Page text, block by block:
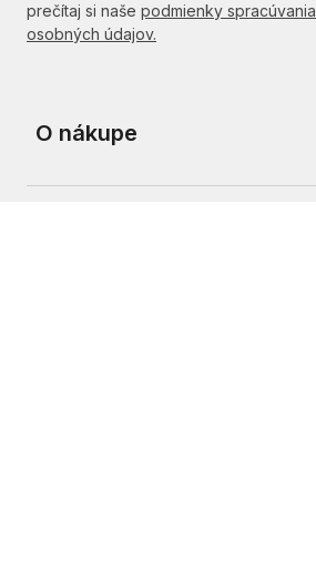
prečítaj si naše podmienky spracúvania
osobných údajov.
O nákupe